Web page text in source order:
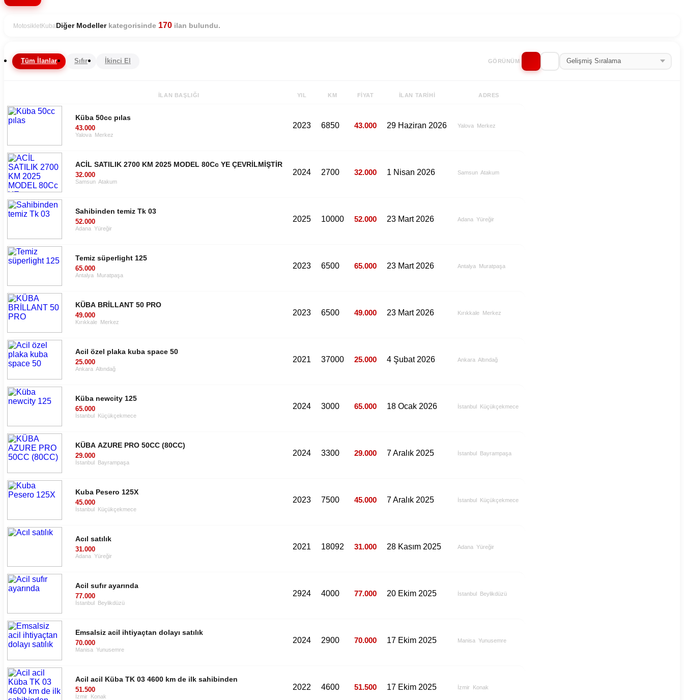
MotosikletKuba Diğer Modellerkategorisinde 170 ilan bulundu.
Tüm İlanlar Sıfır İkinci El GÖRÜNÜM
İLAN BAŞLIĞI YIL KM FIYAT İLAN TARIHI ADRES
Küba 50cc pılas
43.000
Yalova Merkez
2023 6850 43.000 29 Haziran 2026 Yalova Merkez
ACİL SATILIK 2700 KM 2025 MODEL 80Cc YE ÇEVRİLMİŞTİR
32.000
Samsun Atakum
2024 2700 32.000 1 Nisan 2026 Samsun Atakum
Sahibinden temiz Tk 03
52.000
Adana Yüreğir
2025 10000 52.000 23 Mart 2026 Adana Yüreğir
Temiz süperlight 125
65.000
Antalya Muratpaşa
2023 6500 65.000 23 Mart 2026 Antalya Muratpaşa
KÜBA BRİLLANT 50 PRO
49.000
Kırıkkale Merkez
2023 6500 49.000 23 Mart 2026 Kırıkkale Merkez
Acil özel plaka kuba space 50
25.000
Ankara Altındağ
2021 37000 25.000 4 Şubat 2026 Ankara Altındağ
Küba newcity 125
65.000
İstanbul Küçükçekmece
2024 3000 65.000 18 Ocak 2026 İstanbul Küçükçekmece
KÜBA AZURE PRO 50CC (80CC)
29.000
İstanbul Bayrampaşa
2024 3300 29.000 7 Aralık 2025 İstanbul Bayrampaşa
Kuba Pesero 125X
45.000
İstanbul Küçükçekmece
2023 7500 45.000 7 Aralık 2025 İstanbul Küçükçekmece
Acıl satılık
31.000
Adana Yüreğir
2021 18092 31.000 28 Kasım 2025 Adana Yüreğir
Acil sufır ayarında
77.000
İstanbul Beylikdüzü
2924 4000 77.000 20 Ekim 2025 İstanbul Beylikdüzü
Emsalsiz acil ihtiyaçtan dolayı satılık
70.000
Manisa Yunusemre
2024 2900 70.000 17 Ekim 2025 Manisa Yunusemre
Acil acil Küba TK 03 4600 km de ilk sahibinden
51.500
İzmir Konak
2022 4600 51.500 17 Ekim 2025 İzmir Konak